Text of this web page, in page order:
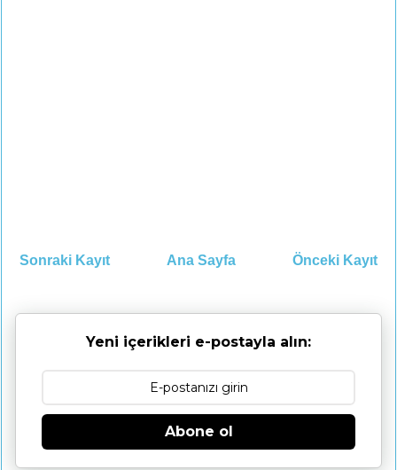
Sonraki Kayıt Önceki Kayıt
Ana Sayfa
Yeni içerikleri e-postayla alın:
Abone ol